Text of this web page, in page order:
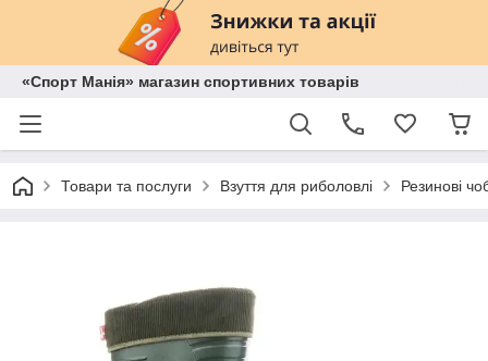
«Спорт Манія» магазин спортивних товарів
Товари та послуги Взуття для риболовлі Резинові